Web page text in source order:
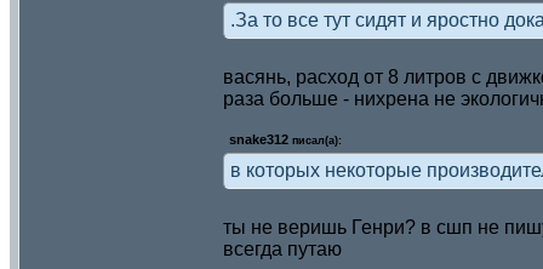
.За то все тут сидят и яростно
васянь, расход от 8 литров с
раза больше - нихрена не
snake312 писал(а):
в которых некоторые
ты не веришь Генри? в сшп не
всегда путаю